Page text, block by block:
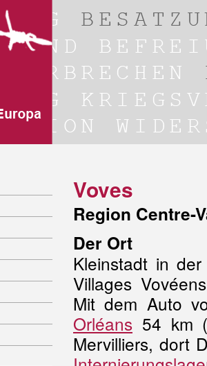
Voves
Region Centre-
Der Ort
Kleinstadt in
Villages
Mit dem Auto
Orléans 54 km
Mervilliers, dort